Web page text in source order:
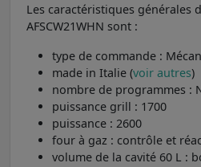
Les caractéristiques générales
AFSCW21WHN sont :
type de commande :
made in Italie (voir autres)
nombre de programmes :
puissance grill : 1700
puissance : 2600
four à gaz : contrôle et
volume de la cavité 60 L :